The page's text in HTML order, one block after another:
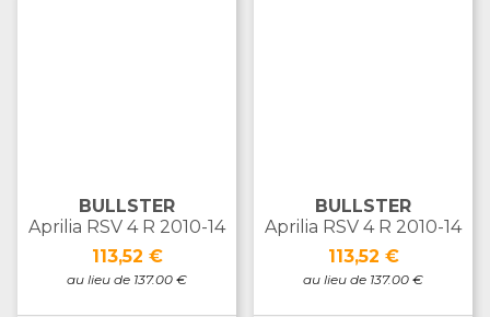
BULLSTER
Aprilia RSV 4 R 2010-14
Prix
113,52 €
au lieu de 137.00 €
BULLSTER
Aprilia RSV 4 R 2010-14
Prix
113,52 €
au lieu de 137.00 €